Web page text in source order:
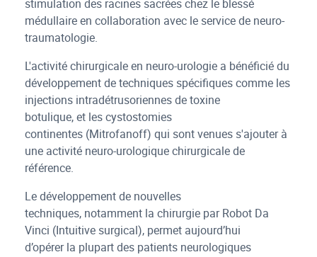
stimulation des racines sacrées chez le blessé
médullaire en collaboration avec le service de neuro-
traumatologie.
L'activité chirurgicale en neuro-urologie a bénéficié du
développement de techniques spécifiques comme les
injections intradétrusoriennes de toxine
botulique, et les cystostomies
continentes (Mitrofanoff) qui sont venues s'ajouter à
une activité neuro-urologique chirurgicale de
référence.
Le développement de nouvelles
techniques, notamment la chirurgie par Robot Da
Vinci (Intuitive surgical), permet aujourd’hui
d’opérer la plupart des patients neurologiques